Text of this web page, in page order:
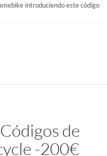
introduciendo este código
de
-200€